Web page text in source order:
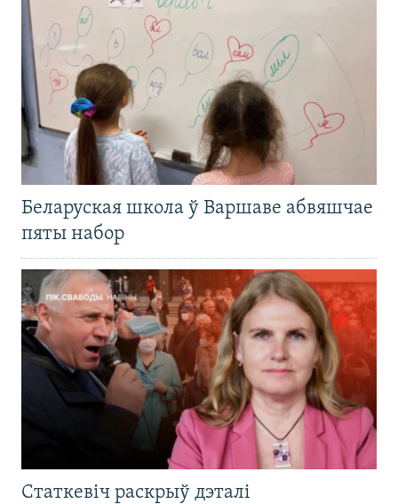
Беларуская школа ў Варшаве абвяшчае
пяты набор
Статкевіч раскрыў дэталі